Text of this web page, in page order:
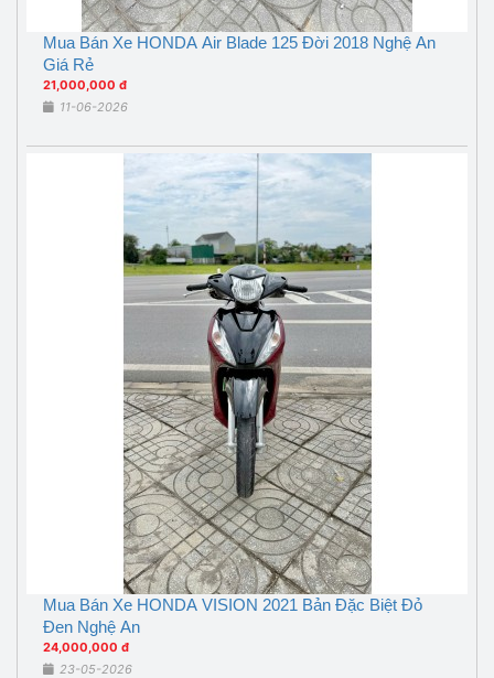
Mua Bán Xe HONDA Air Blade 125 Đời 2018 Nghệ An
Giá Rẻ
21,000,000 đ
11-06-2026
Mua Bán Xe HONDA VISION 2021 Bản Đặc Biệt Đỏ
Đen Nghệ An
24,000,000 đ
23-05-2026